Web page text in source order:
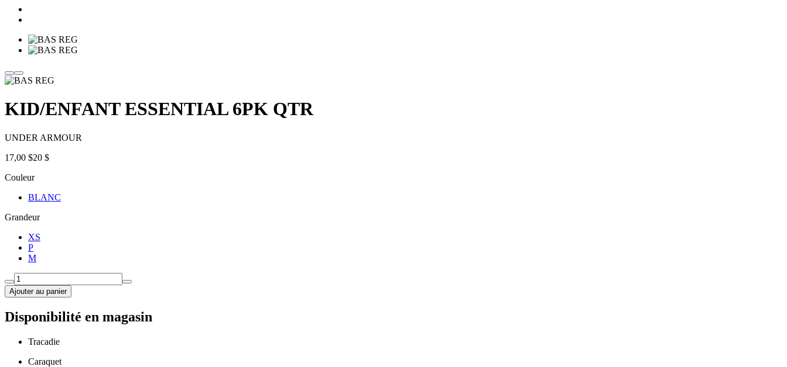
KID/ENFANT ESSENTIAL 6PK QTR
UNDER ARMOUR
17,00 $20 $
Couleur
BLANC
Grandeur
XS
P
M
Ajouter au panier
Disponibilité en magasin
Tracadie
Caraquet